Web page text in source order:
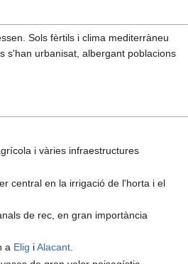
Sols fèrtils i clima mediterràneu
s'han urbanisat, albergant poblacions
i vàries infraestructures
central en la irrigació de l'horta i el
de rec, en gran importància
a Elig iAlacant.